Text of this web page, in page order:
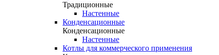
Традиционные
Настенные
Конденсационные
Конденсационные
Настенные
Котлы для коммерческого применения